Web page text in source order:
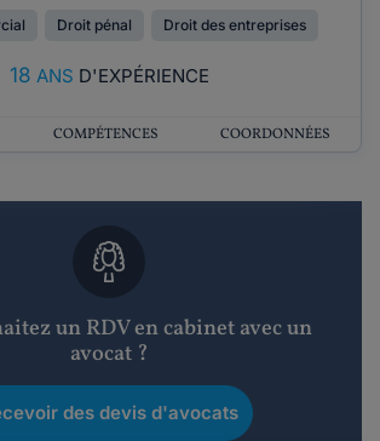
Droit pénal Droit des entreprises
18 ANS D'EXPÉRIENCE
COMPÉTENCES COORDONNÉES
un RDV en cabinet avec un
avocat ?
des devis d'avocats